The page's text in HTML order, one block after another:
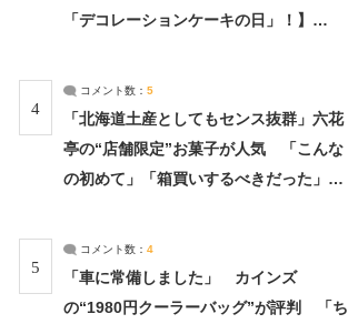
「デコレーションケーキの日」！】
4
コメント数： 5
「北海道土産としてもセンス抜群」六花
亭の“店舗限定”お菓子が人気 「こんな
の初めて」「箱買いするべきだった」
5
コメント数： 4
「車に常備しました」 カインズ
の“1980円クーラーバッグ”が評判 「ち